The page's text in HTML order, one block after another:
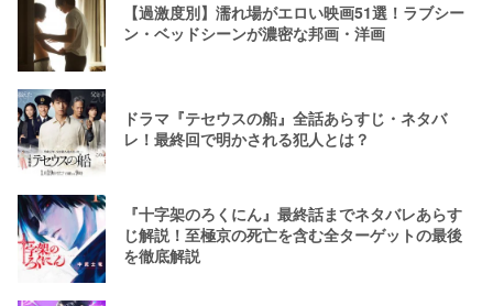
【過激度別】濡れ場がエロい映画51選！ラブシー
ン・ベッドシーンが濃密な邦画・洋画
ドラマ『テセウスの船』全話あらすじ・ネタバ
レ！最終回で明かされる犯人とは？
『十字架のろくにん』最終話までネタバレあらす
じ解説！至極京の死亡を含む全ターゲットの最後
を徹底解説